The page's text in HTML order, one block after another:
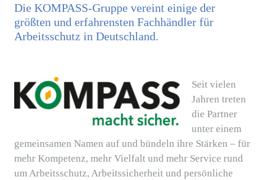
Die KOMPASS-Gruppe vereint einige der
größten und erfahrensten Fachhändler für
Arbeitsschutz in Deutschland.
Seit vielen
Jahren treten
die Partner
unter einem
gemeinsamen Namen auf und bündeln ihre Stärken – für
mehr Kompetenz, mehr Vielfalt und mehr Service rund
um Arbeitsschutz, Arbeitssicherheit und persönliche